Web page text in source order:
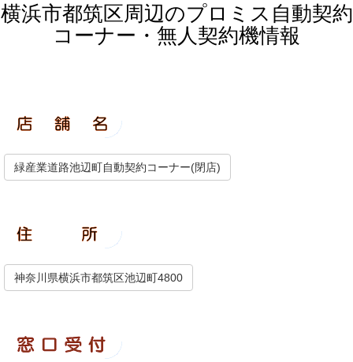
横浜市都筑区周辺のプロミス自動契約
コーナー・無人契約機情報
緑産業道路池辺町自動契約コーナー(閉店)
神奈川県横浜市都筑区池辺町4800